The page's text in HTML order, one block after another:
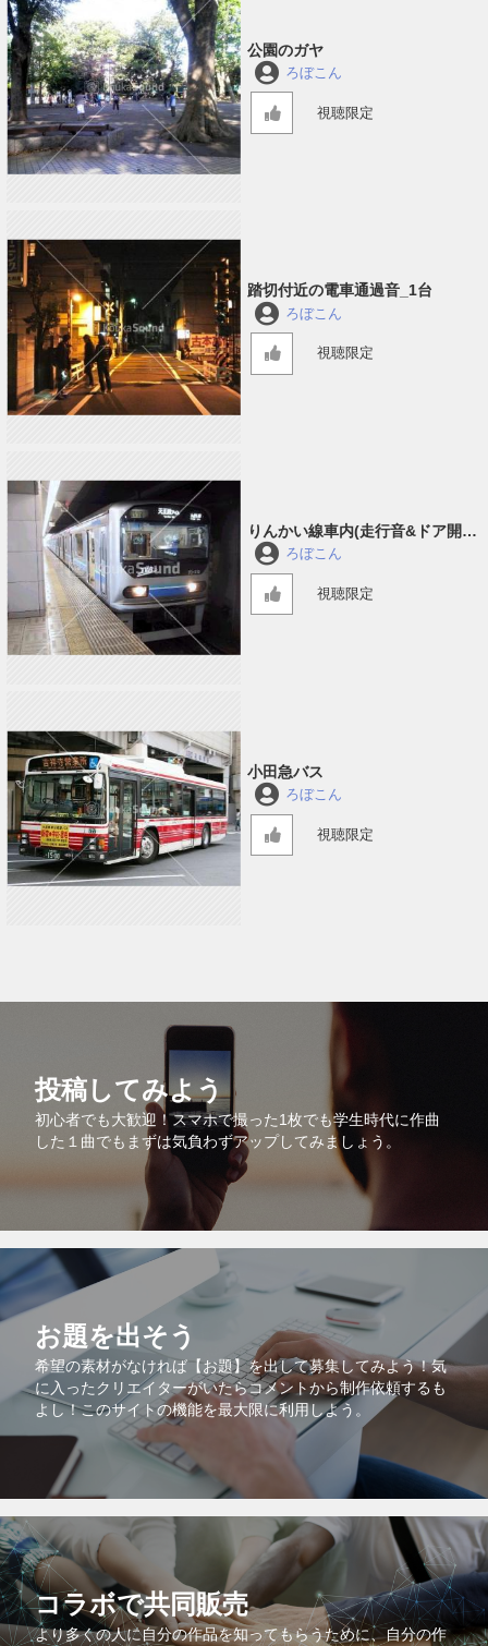
公園のガヤ
ろぼこん
視聴限定
踏切付近の電車通過音_1台
ろぼこん
視聴限定
りんかい線車内(走行音&ドア開閉
&アナウンス)
ろぼこん
視聴限定
小田急バス
ろぼこん
視聴限定
投稿してみよう
初心者でも大歓迎！スマホで撮った1枚でも学生時代に作曲
した１曲でもまずは気負わずアップしてみましょう。
お題を出そう
希望の素材がなければ【お題】を出して募集してみよう！気
に入ったクリエイターがいたらコメントから制作依頼するも
よし！このサイトの機能を最大限に利用しよう。
コラボで共同販売
より多くの人に自分の作品を知ってもらうために、自分の作